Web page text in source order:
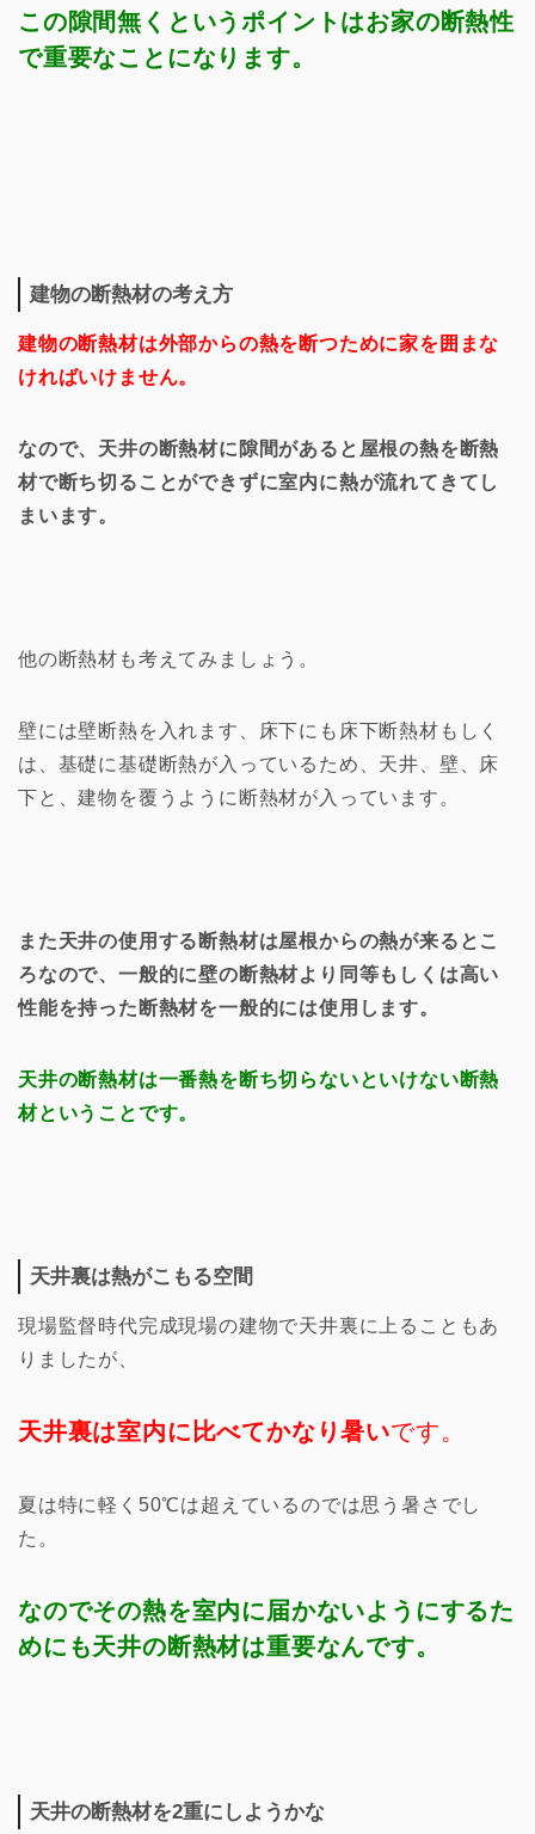
この隙間無くというポイントはお家の断熱性
で重要なことになります。
建物の断熱材の考え方
建物の断熱材は外部からの熱を断つために家を囲まな
ければいけません。
なので、天井の断熱材に隙間があると屋根の熱を断熱
材で断ち切ることができずに室内に熱が流れてきてし
まいます。
他の断熱材も考えてみましょう。
壁には壁断熱を入れます、床下にも床下断熱材もしく
は、基礎に基礎断熱が入っているため、天井、壁、床
下と、建物を覆うように断熱材が入っています。
また天井の使用する断熱材は屋根からの熱が来るとこ
ろなので、一般的に壁の断熱材より同等もしくは高い
性能を持った断熱材を一般的には使用します。
天井の断熱材は一番熱を断ち切らないといけない断熱
材ということです。
天井裏は熱がこもる空間
現場監督時代完成現場の建物で天井裏に上ることもあ
りましたが、
天井裏は室内に比べてかなり暑いです。
夏は特に軽く50℃は超えているのでは思う暑さでし
た。
なのでその熱を室内に届かないようにするた
めにも天井の断熱材は重要なんです。
天井の断熱材を2重にしようかな